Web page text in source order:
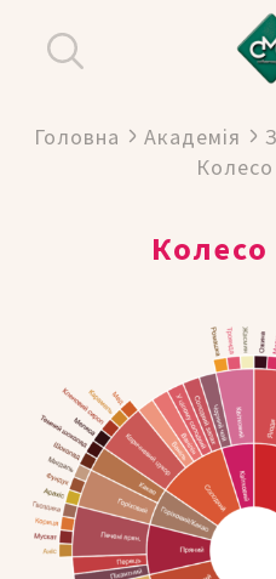
Головна Академія
Колесо